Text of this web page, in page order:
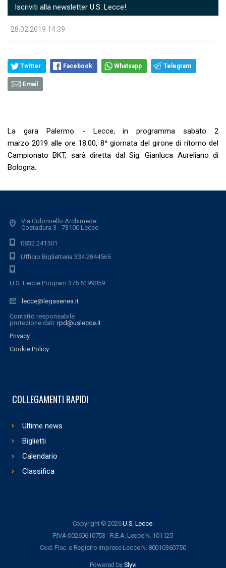
Iscriviti alla newsletter U.S. Lecce!
28.02.2019 14:39
Twitter Facebook Whatsapp Telegram
Email
La gara Palermo - Lecce, in programma sabato 2
marzo 2019 alle ore 18.00, 8^ giornata del girone di ritorno del
Campionato BKT, sarà diretta dal Sig. Gianluca Aureliano di
Bologna.
Via Colonnello Archimede
Costadura 3 - 73100 Lecce
0832.241501
Ufficio Biglietteria 334.2844565
U.S. Lecce Program 375.5199059
lecce@legaseriea.it
Contatto responsabile
protezione dati: rpd@uslecce.it
Privacy
Cookie Policy
COLLEGAMENTI RAPIDI
Ultime news
Biglietti
Calendario
Classifica
Copyright © 2026U.S. Lecce.
P.IVA 00260610753 - R.E.A. Lecce N. 101125
Cod. Fisc. e Registro Imprese Lecce N. 80010360750
Powered by Slyvi